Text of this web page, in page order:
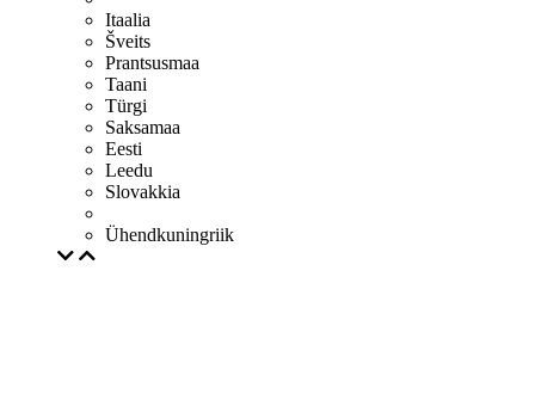
Itaalia
Šveits
Prantsusmaa
Taani
Türgi
Saksamaa
Eesti
Leedu
Slovakkia
Ühendkuningriik